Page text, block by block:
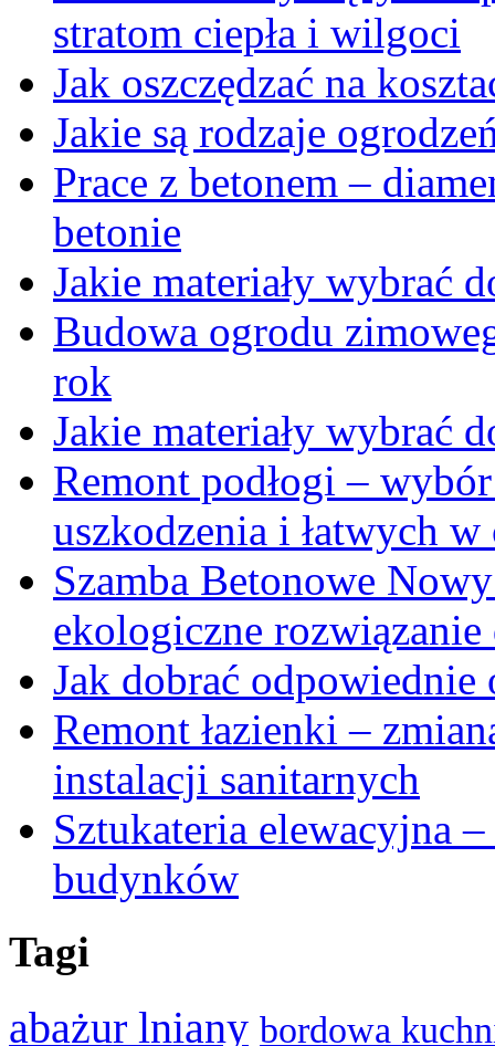
stratom ciepła i wilgoci
Jak oszczędzać na
Jakie są rodzaje
Prace z betonem –
betonie
Jakie materiały wybrać
Budowa ogrodu
rok
Jakie materiały wybrać
Remont podłogi –
uszkodzenia i łatwych w
Szamba Betonowe
ekologiczne
Jak dobrać odpowiednie
Remont łazienki –
instalacji sanitarnych
Sztukateria elewacyjna
budynków
Tagi
abażur lniany bordowa